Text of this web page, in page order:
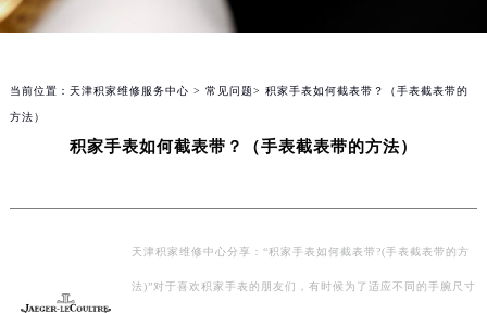
当前位置： 天津积家维修服务中心 > 常见问题> 积家手表如何截表带？（手表截表带的
方法）
积家手表如何截表带？（手表截表带的方法）
天津积家维修中心分享：“积家手表如何截表带?(手表截表带的方
法)”对于喜欢积家手表的朋友们，有时候为了适应不同的手腕尺寸